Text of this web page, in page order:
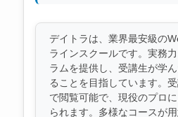
デイトラは、業界最安級の
ラインスクールです。実務
ラムを提供し、受講生が学
ることを目指しています。
で閲覧可能で、現役のプロ
られます。多様なコースが